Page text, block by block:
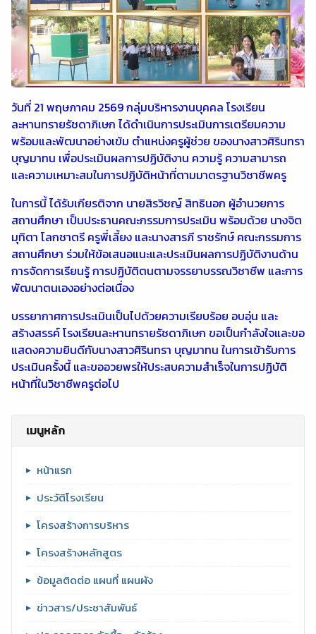
เมนูหลัก
หน้าแรก
ประวัติโรงเรียน
โครงสร้างการบริหาร
โครงสร้างหลักสูตร
ข้อมูลติดต่อ แผนที่ แผนผัง
ข่าวสาร/ประชาสัมพันธ์
วันที่ 21 พฤษภาคม 2569 กลุ่มบริหารงานบุคคล โรงเรียน
ละหานทรายรัชดาภิเษก ได้ดำเนินการประเมินการเตรียมความ
พร้อมและพัฒนาอย่างเข้ม ตำแหน่งครูผู้ช่วย ของนางสาวศิรินทรา
บุญมาทน เพื่อประเมินผลการปฏิบัติงาน ความรู้ ความสามารถ
และความเหมาะสมในการปฏิบัติหน้าที่ตามมาตรฐานวิชาชีพครู
ในการนี้ ได้รับเกียรติจาก นายสิรวิชญ์ สิทธินอก ผู้อำนวยการ
สถานศึกษา เป็นประธานคณะกรรมการประเมิน พร้อมด้วย นางจิต
มุทิตา โลกชาตรี ครูพี่เลี้ยง และนางสารภี ราชรักษ์ คณะกรรมการ
สถานศึกษา ร่วมให้ข้อเสนอแนะและประเมินผลการปฏิบัติงานด้าน
การจัดการเรียนรู้ การปฏิบัติตนตามจรรยาบรรณวิชาชีพ และการ
พัฒนาตนเองอย่างต่อเนื่อง
บรรยากาศการประเมินเป็นไปด้วยความเรียบร้อย อบอุ่น และ
สร้างสรรค์ โรงเรียนละหานทรายรัชดาภิเษก ขอเป็นกำลังใจและขอ
แสดงความยินดีกับนางสาวศิรินทรา บุญมาทน ในการเข้ารับการ
ประเมินครั้งนี้ และขออวยพรให้ประสบความสำเร็จในการปฏิบัติ
หน้าที่ในวิชาชีพครูต่อไป